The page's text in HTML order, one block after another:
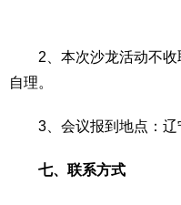
2、本次沙龙活动不收
自理。
3、会议报到地点：辽
七、联系方式